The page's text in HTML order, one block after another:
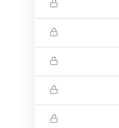
دوراتنا
بچروت 3 وحدات 1 اشهر
رياضيات 5 وحدات 3 اشهر
رياضيات 4 وحدات 3 اشهر
فيزياء 3 اشهر